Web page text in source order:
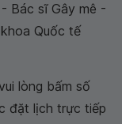
- Bác sĩ Gây mê -
Quốc tế
lòng bấm số
đặt lịch trực tiếp